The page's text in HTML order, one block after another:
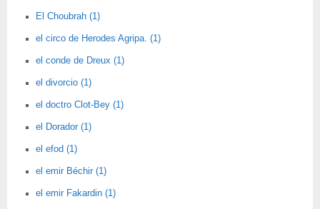
El Choubrah (1)
el circo de Herodes Agripa. (1)
el conde de Dreux (1)
el divorcio (1)
el doctro Clot-Bey (1)
el Dorador (1)
el efod (1)
el emir Béchir (1)
el emir Fakardin (1)